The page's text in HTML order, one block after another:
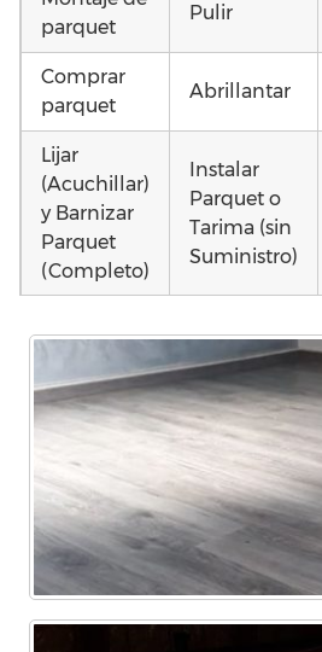
parquet
Pulir
Comprar
parquet
Abrillantar
Lijar
(Acuchillar)
y Barnizar
Parquet
(Completo)
Instalar
Parquet o
Tarima (sin
Suministro)
Colocar
Tarima
Local
Poner
parquet o
Tarima
Vivienda
(Completa)